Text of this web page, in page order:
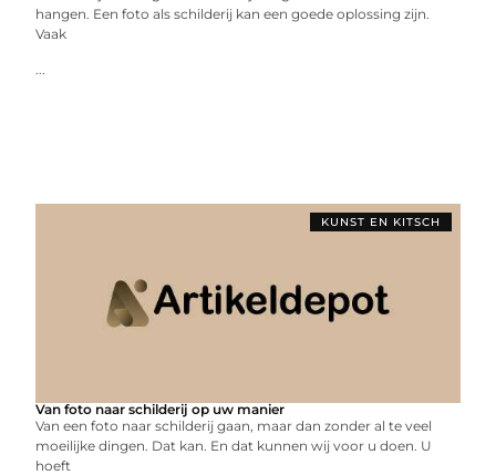
hangen. Een foto als schilderij kan een goede oplossing zijn.
Vaak
...
KUNST EN KITSCH
Van foto naar schilderij op uw manier
Van een foto naar schilderij gaan, maar dan zonder al te veel
moeilijke dingen. Dat kan. En dat kunnen wij voor u doen. U
hoeft